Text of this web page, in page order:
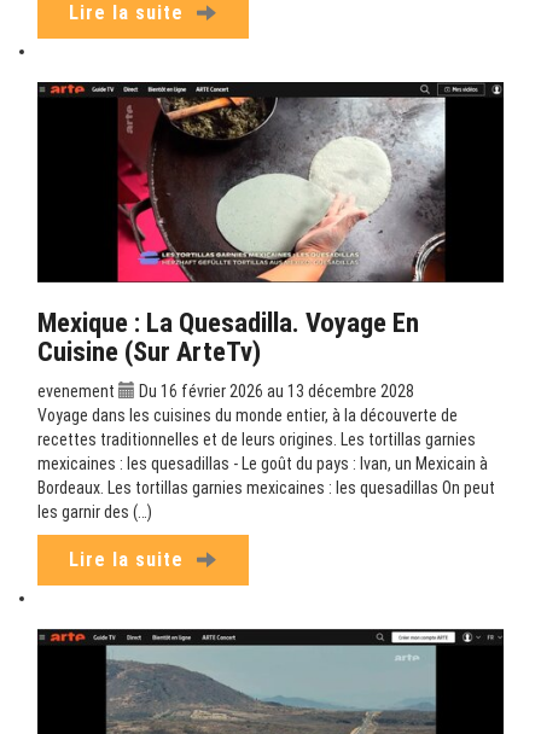
Lire la suite
Mexique : La Quesadilla. Voyage En
Cuisine (sur ArteTv)
evenement
Du 16 février 2026 au 13 décembre 2028
Voyage dans les cuisines du monde entier, à la découverte de
recettes traditionnelles et de leurs origines. Les tortillas garnies
mexicaines : les quesadillas - Le goût du pays : Ivan, un Mexicain à
Bordeaux. Les tortillas garnies mexicaines : les quesadillas On peut
les garnir des (…)
Lire la suite